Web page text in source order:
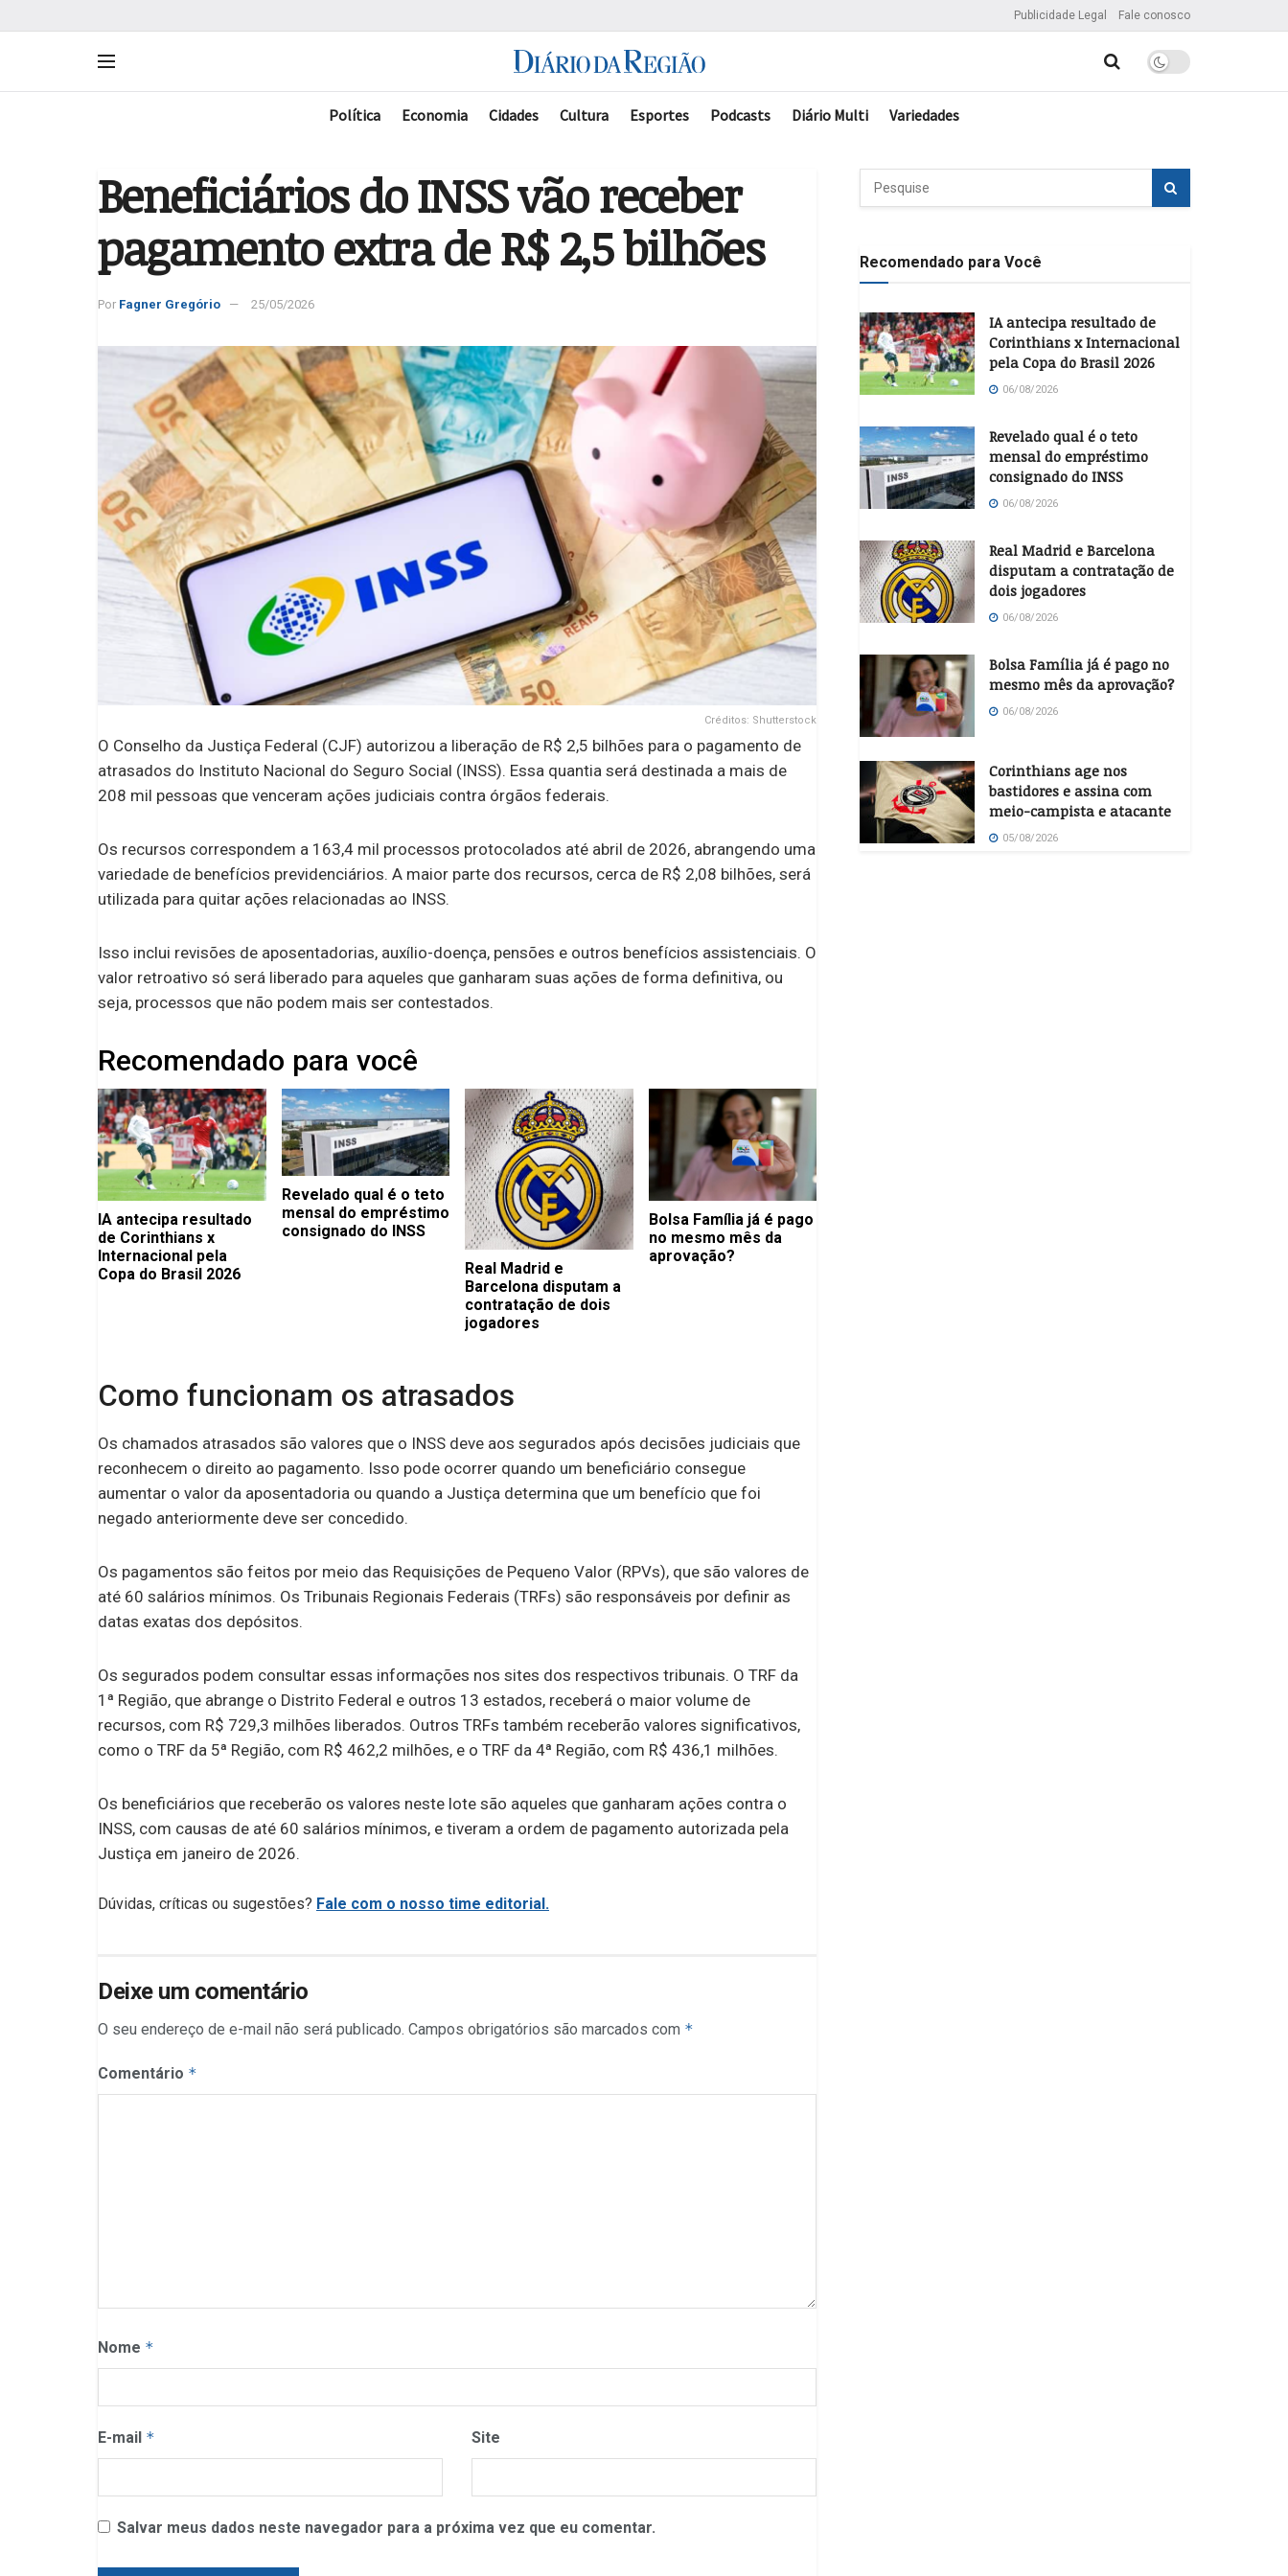
Publicidade Legal Fale conosco
Política Economia Cidades Cultura Esportes Podcasts Diário Multi Variedades
Beneficiários do INSS vão receber
pagamento extra de R$ 2,5 bilhões
Por Fagner Gregório 25/05/2026
Créditos: Shutterstock
O Conselho da Justiça Federal (CJF) autorizou a liberação de R$ 2,5 bilhões para o pagamento de
atrasados do Instituto Nacional do Seguro Social (INSS). Essa quantia será destinada a mais de
208 mil pessoas que venceram ações judiciais contra órgãos federais.
Os recursos correspondem a 163,4 mil processos protocolados até abril de 2026, abrangendo uma
variedade de benefícios previdenciários. A maior parte dos recursos, cerca de R$ 2,08 bilhões, será
utilizada para quitar ações relacionadas ao INSS.
Isso inclui revisões de aposentadorias, auxílio-doença, pensões e outros benefícios assistenciais. O
valor retroativo só será liberado para aqueles que ganharam suas ações de forma definitiva, ou
seja, processos que não podem mais ser contestados.
Recomendado para você
IA antecipa resultado
de Corinthians x
Internacional pela
Copa do Brasil 2026
Revelado qual é o teto
mensal do empréstimo
consignado do INSS
Real Madrid e
Barcelona disputam a
contratação de dois
jogadores
Bolsa Família já é pago
no mesmo mês da
aprovação?
Como funcionam os atrasados
Os chamados atrasados são valores que o INSS deve aos segurados após decisões judiciais que
reconhecem o direito ao pagamento. Isso pode ocorrer quando um beneficiário consegue
aumentar o valor da aposentadoria ou quando a Justiça determina que um benefício que foi
negado anteriormente deve ser concedido.
Os pagamentos são feitos por meio das Requisições de Pequeno Valor (RPVs), que são valores de
até 60 salários mínimos. Os Tribunais Regionais Federais (TRFs) são responsáveis por definir as
datas exatas dos depósitos.
Os segurados podem consultar essas informações nos sites dos respectivos tribunais. O TRF da
1ª Região, que abrange o Distrito Federal e outros 13 estados, receberá o maior volume de
recursos, com R$ 729,3 milhões liberados. Outros TRFs também receberão valores significativos,
como o TRF da 5ª Região, com R$ 462,2 milhões, e o TRF da 4ª Região, com R$ 436,1 milhões.
Os beneficiários que receberão os valores neste lote são aqueles que ganharam ações contra o
INSS, com causas de até 60 salários mínimos, e tiveram a ordem de pagamento autorizada pela
Justiça em janeiro de 2026.
Dúvidas, críticas ou sugestões? Fale com o nosso time editorial.
Deixe um comentário
O seu endereço de e-mail não será publicado. Campos obrigatórios são marcados com *
Comentário *
Nome *
E-mail * Site
Salvar meus dados neste navegador para a próxima vez que eu comentar.
Recomendado para Você
IA antecipa resultado de
Corinthians x Internacional
pela Copa do Brasil 2026
06/08/2026
Revelado qual é o teto
mensal do empréstimo
consignado do INSS
06/08/2026
Real Madrid e Barcelona
disputam a contratação de
dois jogadores
06/08/2026
Bolsa Família já é pago no
mesmo mês da aprovação?
06/08/2026
Corinthians age nos
bastidores e assina com
meio-campista e atacante
05/08/2026